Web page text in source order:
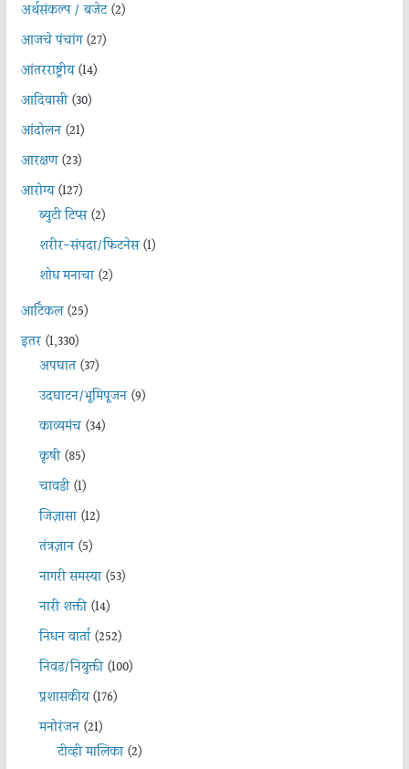
अर्थसंकल्प / बजेट(2)
आजचे पंचांग(27)
आंतरराष्ट्रीय(14)
आदिवासी(30)
आंदोलन(21)
आरक्षण(23)
आरोग्य(127)
ब्युटी टिप्स(2)
शरीर-संपदा/फिटनेस(1)
शोध मनाचा(2)
आर्टिकल(25)
इतर(1,330)
अपघात(37)
उदघाटन/भूमिपूजन(9)
काव्यमंच(34)
कृषी(85)
चावडी(1)
जिज्ञासा(12)
तंत्रज्ञान(5)
नागरी समस्या(53)
नारी शक्ती(14)
निधन वार्ता(252)
निवड/नियुक्ती(100)
प्रशासकीय(176)
मनोरंजन(21)
टीव्ही मालिका(2)